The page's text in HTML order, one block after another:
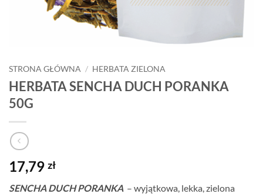
STRONA GŁÓWNA / HERBATA ZIELONA
HERBATA SENCHA DUCH PORANKA
50G
17,79 zł
SENCHA DUCH PORANKA – wyjątkowa, lekka, zielona